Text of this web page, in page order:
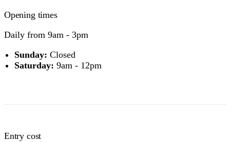
Opening times
Daily from 9am - 3pm
Sunday: Closed
Saturday: 9am - 12pm
Entry cost